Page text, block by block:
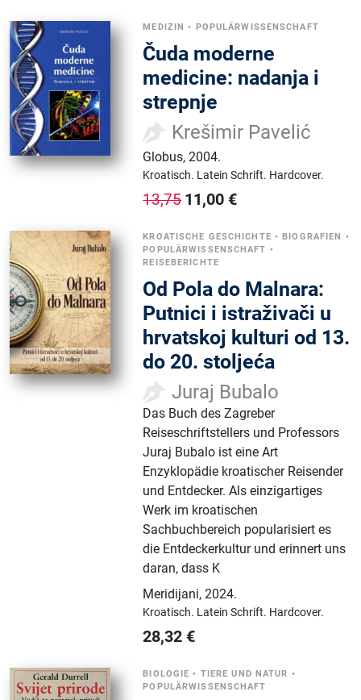
MEDIZIN • POPULÄRWISSENSCHAFT
Čuda moderne
medicine: nadanja i
strepnje
Krešimir Pavelić
Globus,2004.
Kroatisch. Latein Schrift. Hardcover.
13,75 11,00 €
KROATISCHE GESCHICHTE •BIOGRAFIEN •
POPULÄRWISSENSCHAFT •
REISEBERICHTE
Od Pola do Malnara:
Putnici i istraživači u
hrvatskoj kulturi od 13.
do 20. stoljeća
Juraj Bubalo
Das Buch des Zagreber
Reiseschriftstellers und Professors
Juraj Bubalo ist eine Art
Enzyklopädie kroatischer Reisender
und Entdecker. Als einzigartiges
Werk im kroatischen
Sachbuchbereich popularisiert es
die Entdeckerkultur und erinnert uns
daran, dass K
Meridijani,2024.
Kroatisch. Latein Schrift. Hardcover.
28,32 €
BIOLOGIE • TIERE UND NATUR •
POPULÄRWISSENSCHAFT